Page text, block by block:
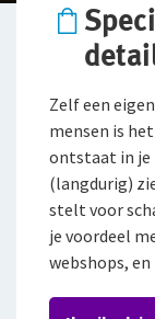
Inventaris/
Zakelijke
Bekijk alle
Voor je
Horeca
Zakelijke
Andere
Vind een
Gratis
Zelf een
mensen is
ontstaat in je
(langdurig)
stelt voor
je voordeel
webshops,